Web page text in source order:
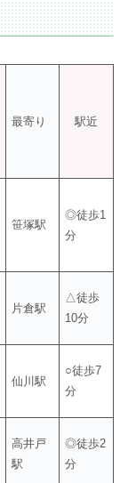
最寄り 駅近
笹塚駅
◎徒歩1
分
片倉駅
△徒歩
10分
仙川駅
○徒歩7
分
高井戸
駅
◎徒歩2
分